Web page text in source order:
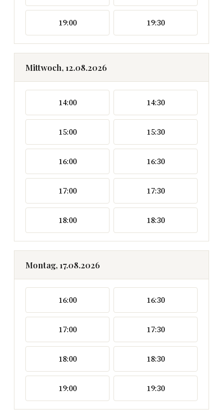
19:00 19:30
Mittwoch, 12.08.2026
14:00 14:30
15:00 15:30
16:00 16:30
17:00 17:30
18:00 18:30
Montag, 17.08.2026
16:00 16:30
17:00 17:30
18:00 18:30
19:00 19:30